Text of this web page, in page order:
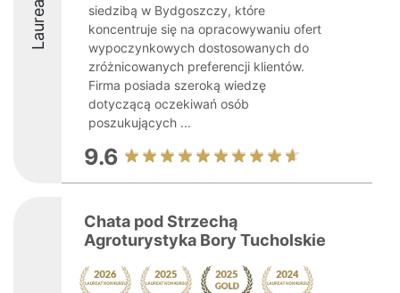
Laureaci
siedzibą w Bydgoszczy, które
koncentruje się na opracowywaniu ofert
wypoczynkowych dostosowanych do
zróżnicowanych preferencji klientów.
Firma posiada szeroką wiedzę
dotyczącą oczekiwań osób
poszukujących ...
9.6
Chata pod Strzechą
Agroturystyka Bory Tucholskie